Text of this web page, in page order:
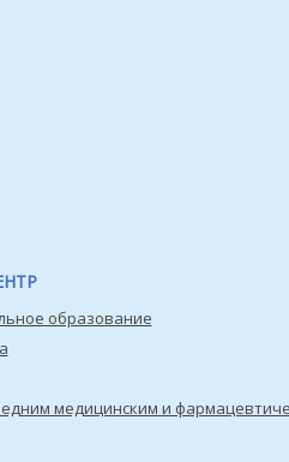
образование
медицинским и